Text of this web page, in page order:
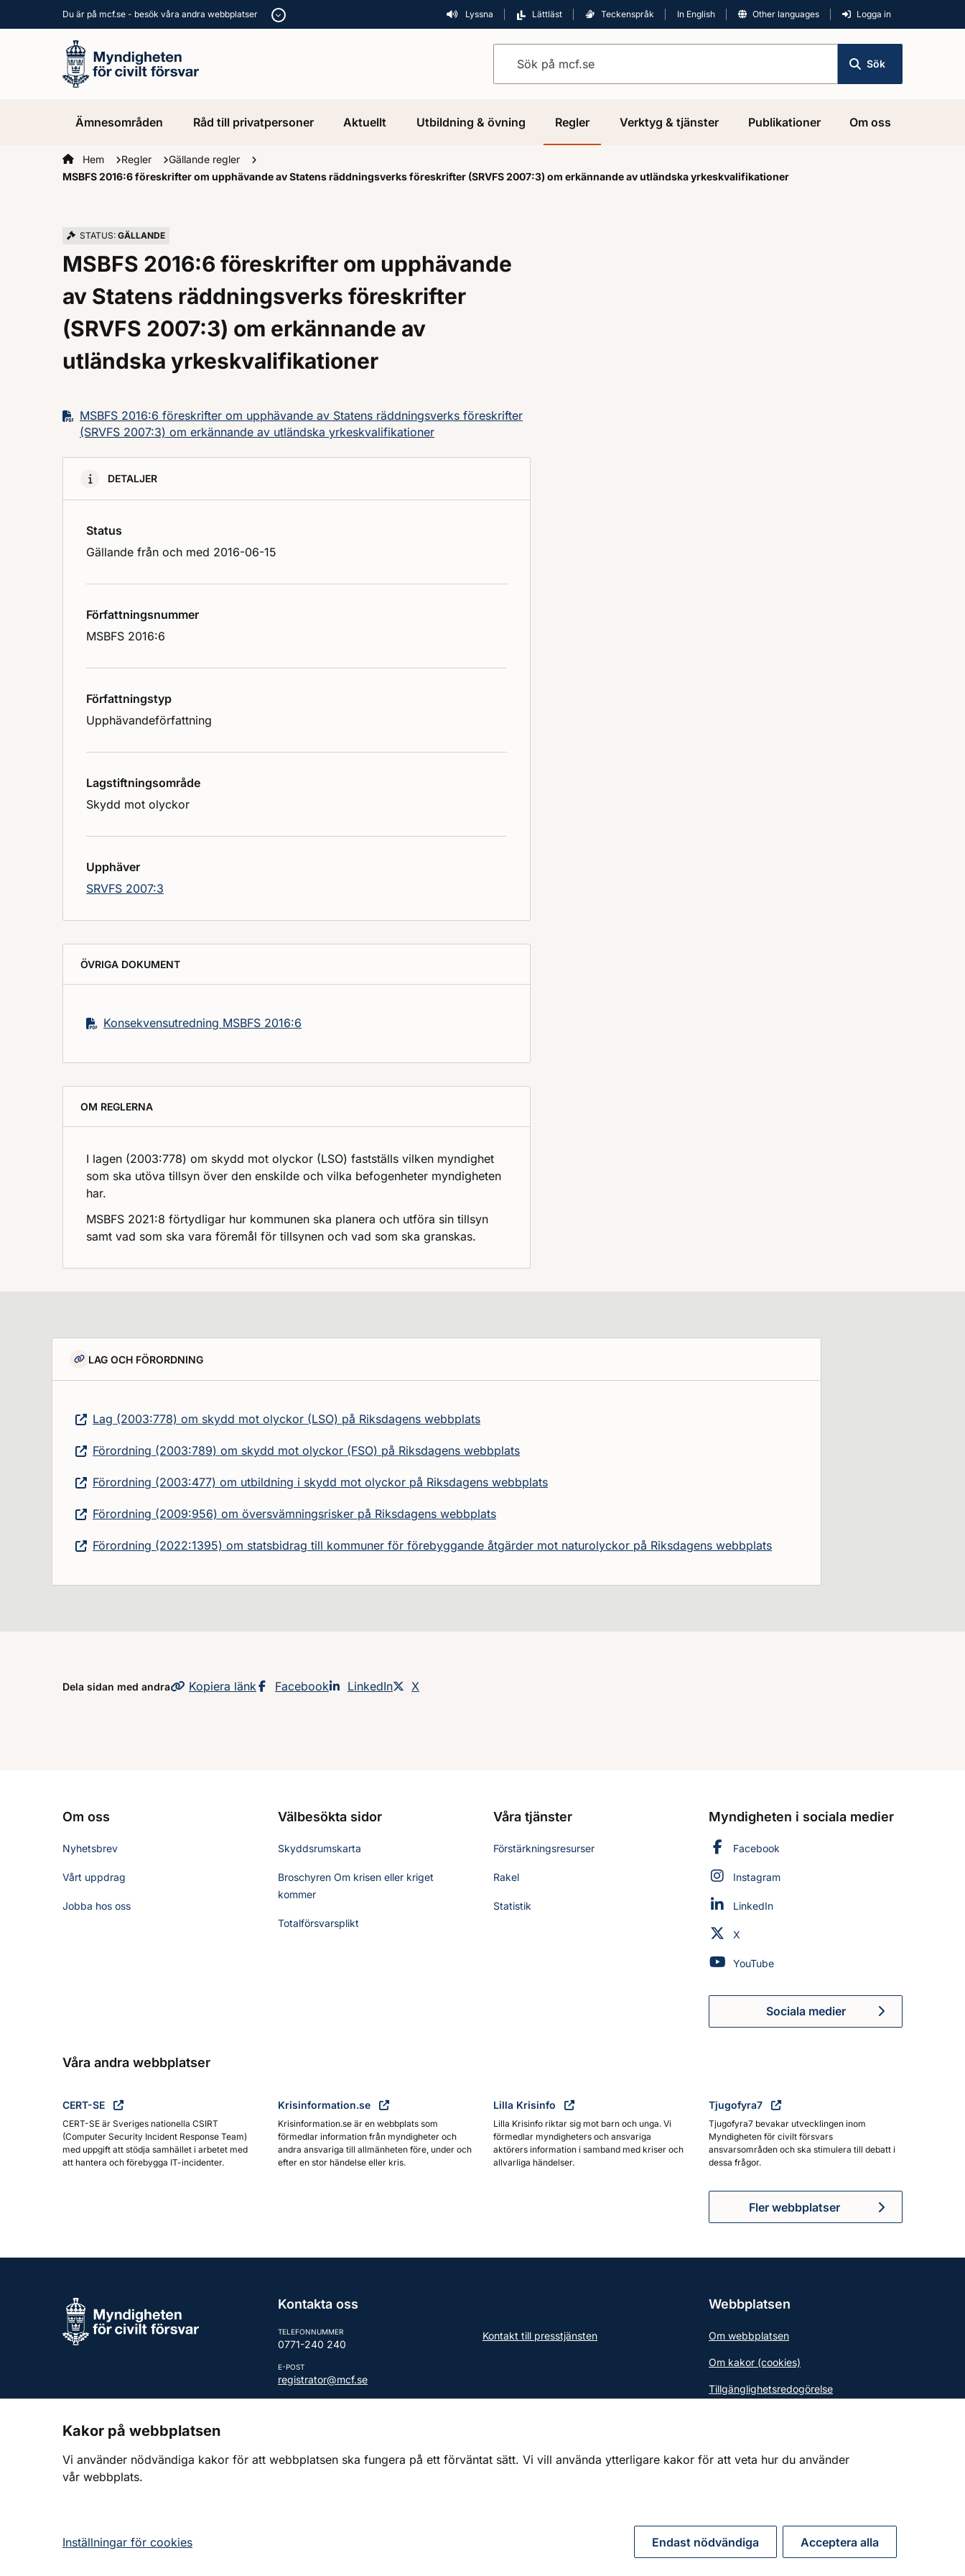
Du är på mcf.se - besök våra andra webbplatser Lyssna Lättläst Teckenspråk In English Other languages Logga in
Sök
Ämnesområden Råd till privatpersoner Aktuellt Utbildning & övning Regler Verktyg & tjänster Publikationer Om oss
Startsidan
Hem Regler
Gällande regler
MSBFS 2016:6 föreskrifter om upphävande av Statens räddningsverks föreskrifter (SRVFS 2007:3) om erkännande av utländska yrkeskvalifikationer
STATUS: GÄLLANDE
MSBFS 2016:6 föreskrifter om upphävande
av Statens räddningsverks föreskrifter
(SRVFS 2007:3) om erkännande av
utländska yrkeskvalifikationer
MSBFS 2016:6 föreskrifter om upphävande av Statens räddningsverks föreskrifter
(SRVFS 2007:3) om erkännande av utländska yrkeskvalifikationer
DETALJER
Status
Gällande från och med 2016-06-15
Författningsnummer
MSBFS 2016:6
Författningstyp
Upphävandeförfattning
Lagstiftningsområde
Skydd mot olyckor
Upphäver
SRVFS 2007:3
ÖVRIGA DOKUMENT
Konsekvensutredning MSBFS 2016:6
OM REGLERNA
I lagen (2003:778) om skydd mot olyckor (LSO) fastställs vilken myndighet
som ska utöva tillsyn över den enskilde och vilka befogenheter myndigheten
har.
MSBFS 2021:8 förtydligar hur kommunen ska planera och utföra sin tillsyn
samt vad som ska vara föremål för tillsynen och vad som ska granskas.
LAG OCH FÖRORDNING
Lag (2003:778) om skydd mot olyckor (LSO) på Riksdagens webbplats
Förordning (2003:789) om skydd mot olyckor (FSO) på Riksdagens webbplats
Förordning (2003:477) om utbildning i skydd mot olyckor på Riksdagens webbplats
Förordning (2009:956) om översvämningsrisker på Riksdagens webbplats
Förordning (2022:1395) om statsbidrag till kommuner för förebyggande åtgärder mot naturolyckor på Riksdagens webbplats
Dela sidan med andra Kopiera sidans
länk Dela sidan på
Facebook Dela sidan på
LinkedIn Dela sidan på
X
Om oss
Nyhetsbrev
Vårt uppdrag
Jobba hos oss
Välbesökta sidor
Skyddsrumskarta
Broschyren Om krisen eller kriget
kommer
Totalförsvarsplikt
Våra tjänster
Förstärkningsresurser
Rakel
Statistik
Myndigheten i sociala medier
Myndigheten för civilt försvar på
Facebook
Myndigheten för civilt försvar på
Instagram
Myndigheten för civilt försvar på
LinkedIn
Myndigheten för civilt försvar på
X
Myndigheten för civilt försvar på
YouTube
Myndigheten för civilt
Sociala medier
Våra andra webbplatser
CERT-SE
CERT-SE är Sveriges nationella CSIRT
(Computer Security Incident Response Team)
med uppgift att stödja samhället i arbetet med
att hantera och förebygga IT-incidenter.
Krisinformation.se
Krisinformation.se är en webbplats som
förmedlar information från myndigheter och
andra ansvariga till allmänheten före, under och
efter en stor händelse eller kris.
Lilla Krisinfo
Lilla Krisinfo riktar sig mot barn och unga. Vi
förmedlar myndigheters och ansvariga
aktörers information i samband med kriser och
allvarliga händelser.
Tjugofyra7
Tjugofyra7 bevakar utvecklingen inom
Myndigheten för civilt försvars
ansvarsområden och ska stimulera till debatt i
dessa frågor.
Fler webbplatser
Kontakta oss
TELEFONNUMMER
0771-240 240
E-POST
registrator@mcf.se
Kontakt till presstjänsten
Webbplatsen
Om webbplatsen
Om kakor (cookies)
Tillgänglighetsredogörelse
Kakor på webbplatsen
Vi använder nödvändiga kakor för att webbplatsen ska fungera på ett förväntat sätt. Vi vill använda ytterligare kakor för att veta hur du använder
vår webbplats.
Inställningar för cookies Endast nödvändiga Acceptera alla